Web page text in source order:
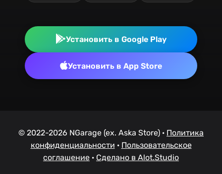
Установить в Google Play
Установить в App Store
© 2022-2026 NGarage (ex. Aska Store) · Политика
конфиденциальности · Пользовательское
соглашение · Сделано в Alot.Studio